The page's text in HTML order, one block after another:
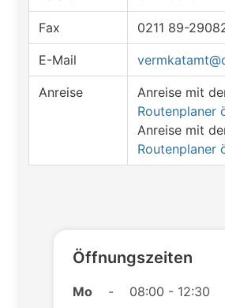
Fax 0211 89-
E-Mail
Anreise
Anreise mit
Routenplaner
Anreise mit
Routenplaner
Öffnungszeiten
Mo -
08:00 - 12:30